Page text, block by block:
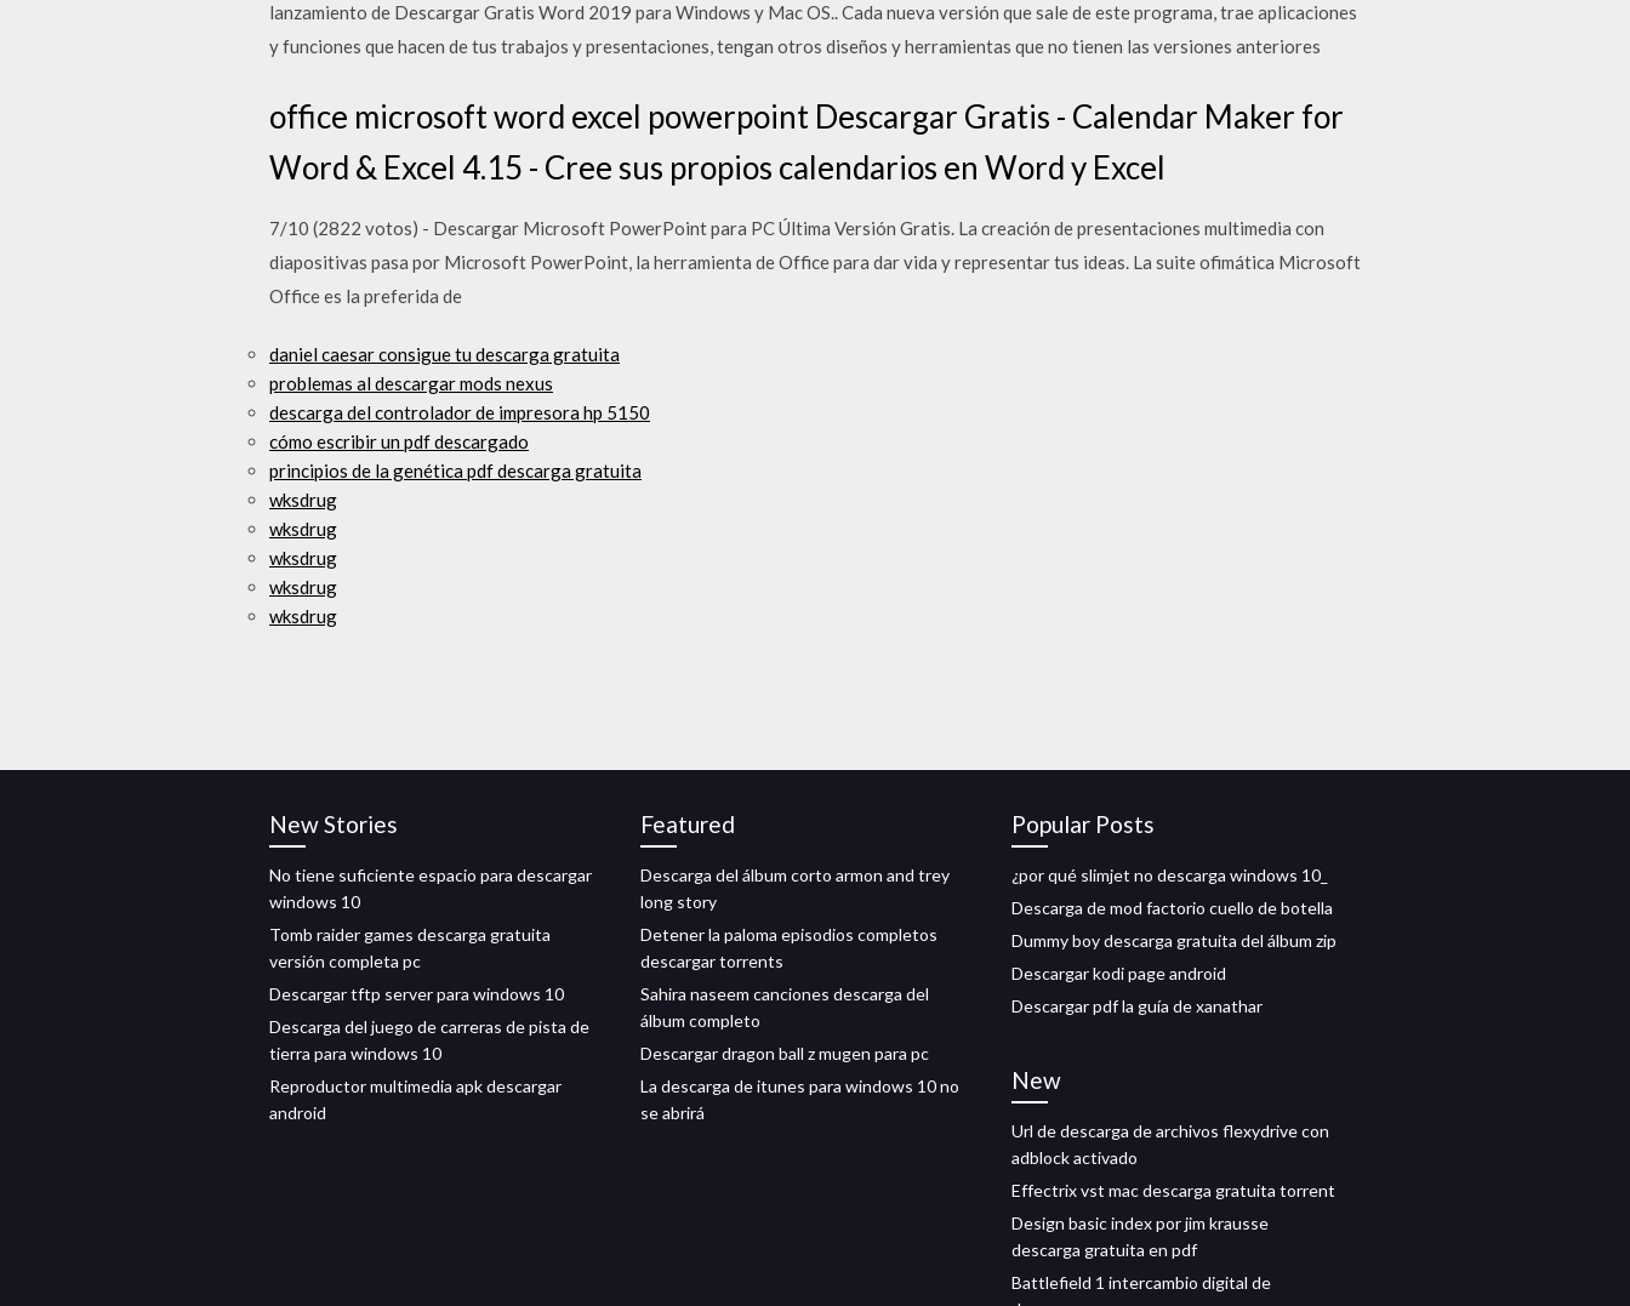
lanzamiento de Descargar Gratis Word 2019 para Windows y Mac OS.. Cada nueva versión que sale de este programa, trae aplicaciones
y funciones que hacen de tus trabajos y presentaciones, tengan otros diseños y herramientas que no tienen las versiones anteriores
office microsoft word excel powerpoint Descargar Gratis - Calendar Maker for
Word & Excel 4.15 - Cree sus propios calendarios en Word y Excel
7/10 (2822 votos) - Descargar Microsoft PowerPoint para PC Última Versión Gratis. La creación de presentaciones multimedia con
diapositivas pasa por Microsoft PowerPoint, la herramienta de Office para dar vida y representar tus ideas. La suite ofimática Microsoft
Office es la preferida de
daniel caesar consigue tu descarga gratuita
problemas al descargar mods nexus
descarga del controlador de impresora hp 5150
cómo escribir un pdf descargado
principios de la genética pdf descarga gratuita
wksdrug
wksdrug
wksdrug
wksdrug
wksdrug
New Stories
No tiene suficiente espacio para descargar
windows 10
Tomb raider games descarga gratuita
versión completa pc
Descargar tftp server para windows 10
Descarga del juego de carreras de pista de
tierra para windows 10
Reproductor multimedia apk descargar
android
Featured
Descarga del álbum corto armon and trey
long story
Detener la paloma episodios completos
descargar torrents
Sahira naseem canciones descarga del
álbum completo
Descargar dragon ball z mugen para pc
La descarga de itunes para windows 10 no
se abrirá
Popular Posts
¿por qué slimjet no descarga windows 10_
Descarga de mod factorio cuello de botella
Dummy boy descarga gratuita del álbum zip
Descargar kodi page android
Descargar pdf la guía de xanathar
New
Url de descarga de archivos flexydrive con
adblock activado
Effectrix vst mac descarga gratuita torrent
Design basic index por jim krausse
descarga gratuita en pdf
Battlefield 1 intercambio digital de